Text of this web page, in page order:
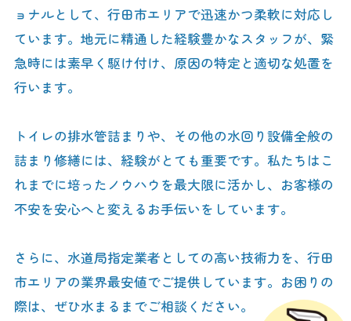
ョナルとして、行田市エリアで迅速かつ柔軟に対応し
ています。地元に精通した経験豊かなスタッフが、緊
急時には素早く駆け付け、原因の特定と適切な処置を
行います。
トイレの排水管詰まりや、その他の水回り設備全般の
詰まり修繕には、経験がとても重要です。私たちはこ
れまでに培ったノウハウを最大限に活かし、お客様の
不安を安心へと変えるお手伝いをしています。
さらに、水道局指定業者としての高い技術力を、行田
市エリアの業界最安値でご提供しています。お困りの
際は、ぜひ水まるまでご相談ください。